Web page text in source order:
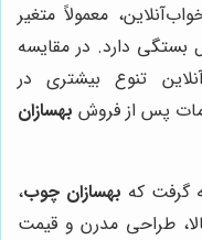
معمولاً متغیر
دارد. در مقایسه
تنوع بیشتری در
پس از فروش بهسازان
گرفت که بهسازان چوب،
طراحی مدرن و قیمت